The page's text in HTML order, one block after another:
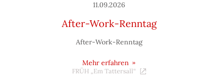
11.09.2026
After-Work-Renntag
After-Work-Renntag
Mehr erfahren
FRÜH „Em Tattersall“